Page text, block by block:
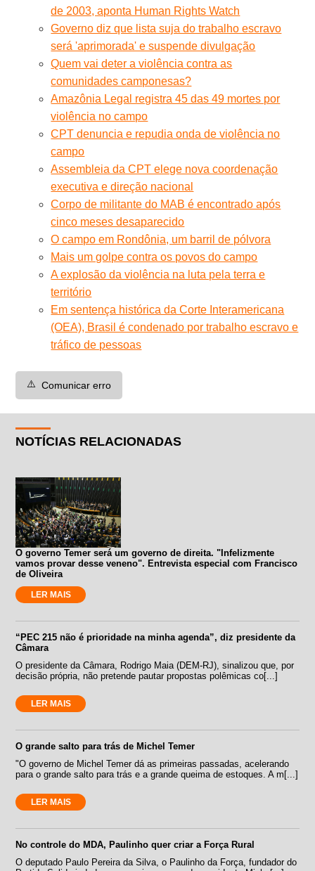
de 2003, aponta Human Rights Watch
Governo diz que lista suja do trabalho escravo
será 'aprimorada' e suspende divulgação
Quem vai deter a violência contra as
comunidades camponesas?
Amazônia Legal registra 45 das 49 mortes por
violência no campo
CPT denuncia e repudia onda de violência no
campo
Assembleia da CPT elege nova coordenação
executiva e direção nacional
Corpo de militante do MAB é encontrado após
cinco meses desaparecido
O campo em Rondônia, um barril de pólvora
Mais um golpe contra os povos do campo
A explosão da violência na luta pela terra e
território
Em sentença histórica da Corte Interamericana
(OEA), Brasil é condenado por trabalho escravo e
tráfico de pessoas
⚠️ Comunicar erro
NOTÍCIAS RELACIONADAS
O governo Temer será um governo de direita. "Infelizmente
vamos provar desse veneno". Entrevista especial com Francisco
de Oliveira
LER MAIS
“PEC 215 não é prioridade na minha agenda”, diz presidente da
Câmara
O presidente da Câmara, Rodrigo Maia (DEM-RJ), sinalizou que, por
decisão própria, não pretende pautar propostas polêmicas co[...]
LER MAIS
O grande salto para trás de Michel Temer
"O governo de Michel Temer dá as primeiras passadas, acelerando
para o grande salto para trás e a grande queima de estoques. A m[...]
LER MAIS
No controle do MDA, Paulinho quer criar a Força Rural
O deputado Paulo Pereira da Silva, o Paulinho da Força, fundador do